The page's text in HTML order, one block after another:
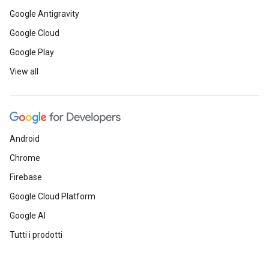
Google Antigravity
Google Cloud
Google Play
View all
Android
Chrome
Firebase
Google Cloud Platform
Google AI
Tutti i prodotti